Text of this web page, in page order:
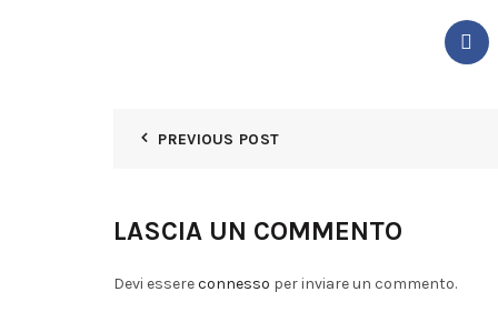
PREVIOUS POST
LASCIA UN COMMENTO
Devi essereconnesso per inviare un commento.